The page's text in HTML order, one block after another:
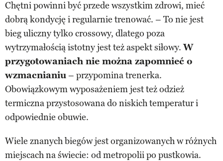
Chętni powinni być przede wszystkim zdrowi, mieć
dobrą kondycję i regularnie trenować. – To nie jest
bieg uliczny tylko crossowy, dlatego poza
wytrzymałością istotny jest też aspekt siłowy.W
przygotowaniach nie można zapomnieć o
wzmacnianiu– przypomina trenerka.
Obowiązkowym wyposażeniem jest też odzież
termiczna przystosowana do niskich temperatur i
odpowiednie obuwie.
Wiele znanych biegów jest organizowanych w różnych
miejscach na świecie: od metropolii po pustkowia.